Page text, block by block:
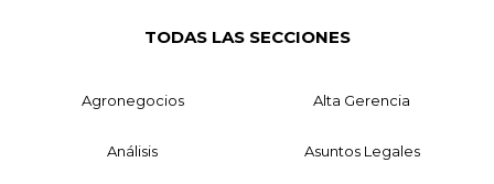
TODAS LAS SECCIONES
Agronegocios Alta Gerencia
Análisis Asuntos Legales